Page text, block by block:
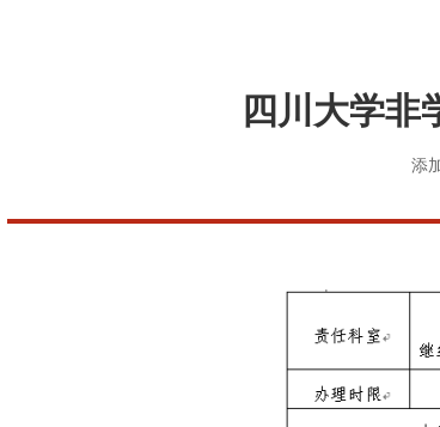
四川大学非
添